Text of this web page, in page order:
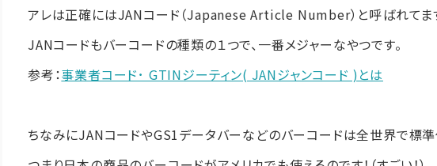
アレは正確にはJANコード（Japanese Article Number）と呼ばれてま
JANコードもバーコードの種類の１つで、一番メジャーなやつです。
参考：事業者コード･ GTINジーティン( JANジャンコード )とは
ちなみにJANコードやGS1データバーなどのバーコードは全世界で標準